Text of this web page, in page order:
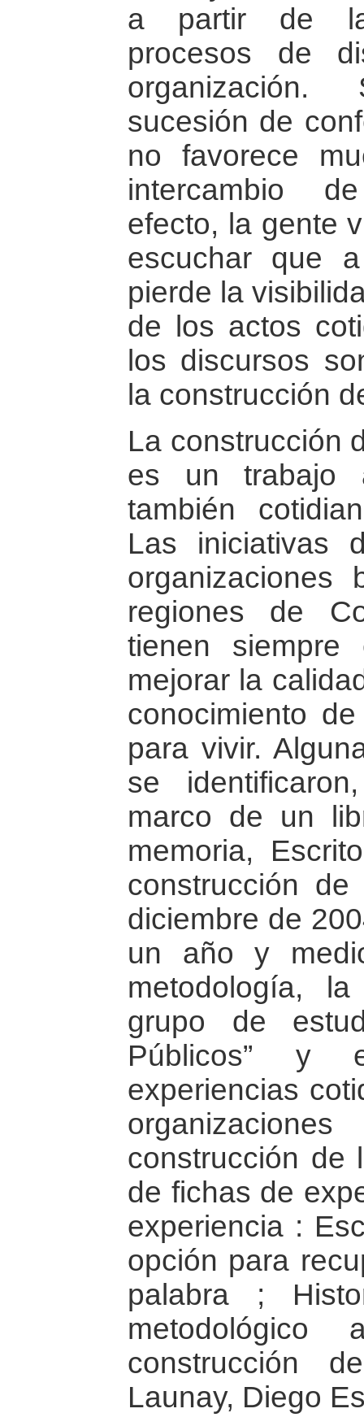
a partir de
procesos de
sucesión de
no favorece
intercambio
efecto, la gente
escuchar que
pierde la
de los actos
los discursos
la construcción
La construcción
es un trabajo
también
Las iniciativas
organizaciones
regiones de
tienen
mejorar la
conocimiento
para vivir.
se
marco de un
memoria,
construcción
diciembre de
un año y
metodología,
grupo de
Públicos”
experiencias
construcción de
de fichas de
experiencia :
opción para
palabra ;
construcción
Launay, Diego